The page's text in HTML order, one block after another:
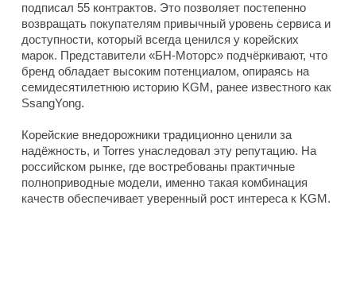
подписал 55 контрактов. Это позволяет постепенно
возвращать покупателям привычный уровень сервиса и
доступности, который всегда ценился у корейских
марок. Представители «БН-Моторс» подчёркивают, что
бренд обладает высоким потенциалом, опираясь на
семидесятилетнюю историю KGM, ранее известного как
SsangYong.
Корейские внедорожники традиционно ценили за
надёжность, и Torres унаследовал эту репутацию. На
российском рынке, где востребованы практичные
полноприводные модели, именно такая комбинация
качеств обеспечивает уверенный рост интереса к KGM.